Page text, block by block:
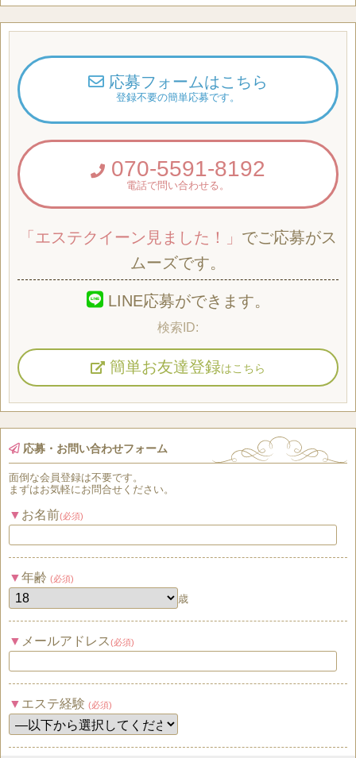
応募フォームはこちら
登録不要の簡単応募です。
070-5591-8192
電話で問い合わせる。
「エステクイーン見ました！」 でご応募がス
ムーズです。
LINE応募ができます。
簡単お友達登録はこちら
応募・お問い合わせフォーム
面倒な会員登録は不要です。
まずはお気軽にお問合せください。
お名前(必須)
年齢 (必須)
歳
メールアドレス (必須)
エステ経験 (必須)